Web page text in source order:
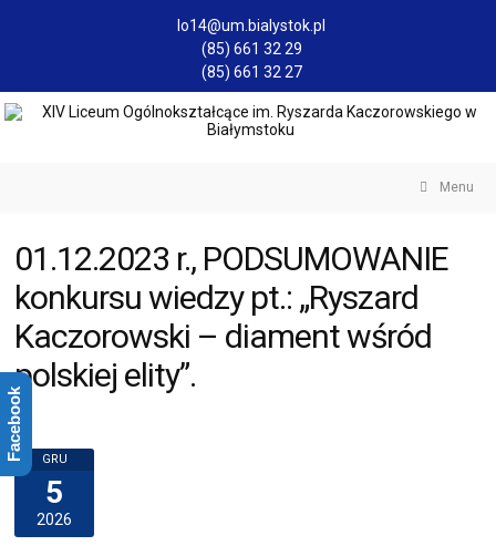
lo14@um.bialystok.pl
(85) 661 32 29
(85) 661 32 27
Menu
01.12.2023 r., PODSUMOWANIE
konkursu wiedzy pt.: „Ryszard
Kaczorowski – diament wśród
polskiej elity”.
GRU
5
2026
Facebook